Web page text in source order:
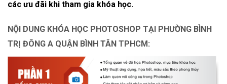
các ưu đãi khi tham gia khóa học.
NỘI DUNG KHÓA HỌC PHOTOSHOP TẠI PHƯỜNG BÌNH
TRỊ ĐÔNG A QUẬN BÌNH TÂN TPHCM: